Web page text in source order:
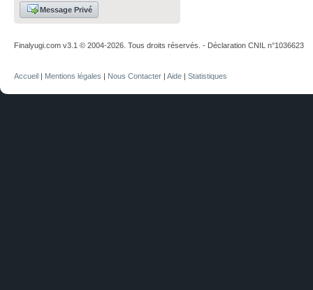
Message Privé
Finalyugi.com v3.1 © 2004-2026. Tous droits réservés. - Déclaration CNIL n°1036623
Accueil | Mentions légales | Nous Contacter | Aide | Statistiques